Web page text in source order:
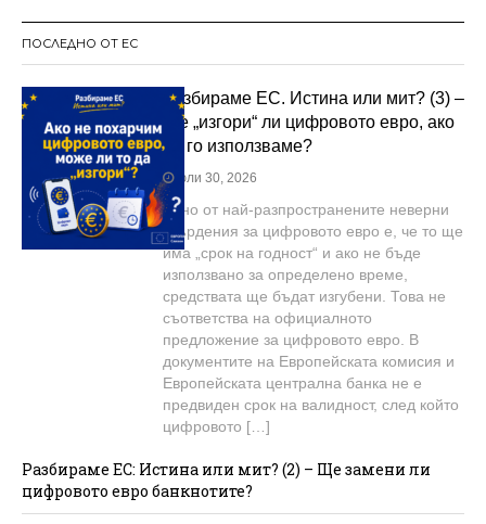
ПОСЛЕДНО ОТ ЕС
Разбираме ЕС. Истина или мит? (3) –
Ще „изгори“ ли цифровото евро, ако
не го използваме?
юли 30, 2026
Едно от най-разпространените неверни
твърдения за цифровото евро е, че то ще
има „срок на годност“ и ако не бъде
използвано за определено време,
средствата ще бъдат изгубени. Това не
съответства на официалното
предложение за цифровото евро. В
документите на Европейската комисия и
Европейската централна банка не е
предвиден срок на валидност, след който
цифровото […]
Разбираме ЕС: Истина или мит? (2) – Ще замени ли
цифровото евро банкнотите?